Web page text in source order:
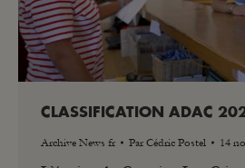
CLASSIFICATION ADAC
Archive News fr Par Cédric Postel 14